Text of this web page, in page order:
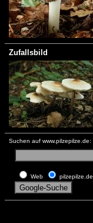
Zufallsbild
Suchen auf www.pilzepilze.de:
Web pilzepilze.de